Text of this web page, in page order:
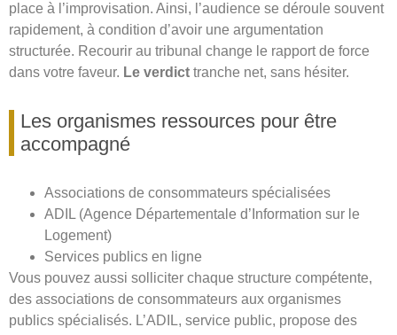
place à l’improvisation. Ainsi, l’audience se déroule souvent
rapidement, à condition d’avoir une argumentation
structurée. Recourir au tribunal change le rapport de force
dans votre faveur. Le verdict tranche net, sans hésiter.
Les organismes ressources pour être
accompagné
Associations de consommateurs spécialisées
ADIL (Agence Départementale d’Information sur le
Logement)
Services publics en ligne
Vous pouvez aussi solliciter chaque structure compétente,
des associations de consommateurs aux organismes
publics spécialisés. L’ADIL, service public, propose des